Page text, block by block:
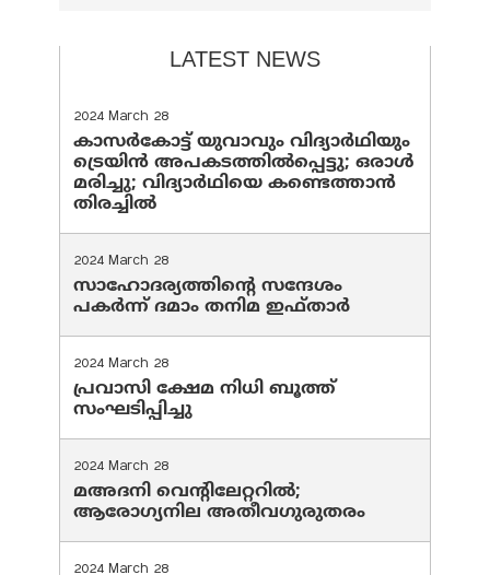
LATEST NEWS
2024 March 28
കാസർകോട്ട് യുവാവും വിദ്യാർഥിയും
ട്രെയിൻ അപകടത്തിൽപ്പെട്ടു; ഒരാൾ
മരിച്ചു; വിദ്യാർഥിയെ കണ്ടെത്താൻ
തിരച്ചിൽ
2024 March 28
സാഹോദര്യത്തിന്റെ സന്ദേശം
പകർന്ന് ദമാം തനിമ ഇഫ്‌താർ
2024 March 28
പ്രവാസി ക്ഷേമ നിധി ബൂത്ത്
സംഘടിപ്പിച്ചു
2024 March 28
മഅദനി വെന്റിലേറ്ററിൽ;
ആരോഗ്യനില അതീവഗുരുതരം
2024 March 28